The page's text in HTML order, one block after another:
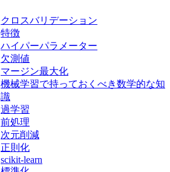
クロスバリデーション
特徴
ハイパーパラメーター
欠測値
マージン最大化
機械学習で持っておくべき数学的な知
識
過学習
前処理
次元削減
正則化
scikit-learn